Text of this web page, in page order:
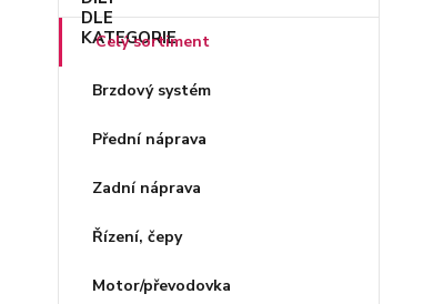
Celý sortiment
Brzdový systém
Přední náprava
Zadní náprava
Řízení, čepy
Motor/převodovka